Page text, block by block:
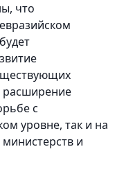
что
расширение
с
уровне, так и на
и